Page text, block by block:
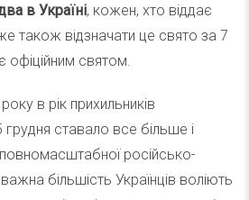
в Україні, кожен, хто віддає
також відзначати це свято за 7
офіційним святом.
в рік прихильників
грудня ставало все більше і
російсько-
більшість Українців воліють